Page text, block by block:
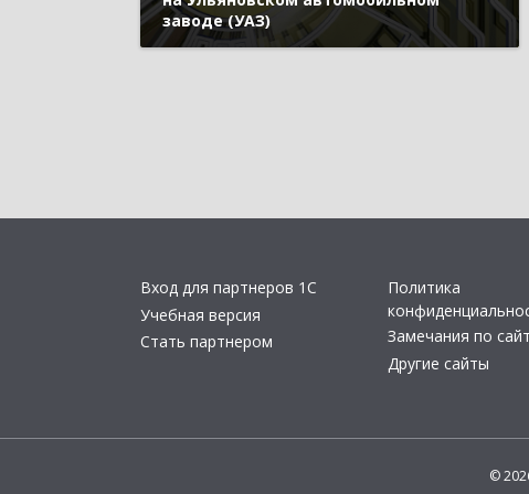
заводе (УАЗ)
Вход для партнеров 1С
Учебная версия
Стать партнером
Политика
Замечания по
Другие сайты
©